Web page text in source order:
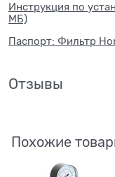
Инструкция по
МБ)
Паспорт: Фильтр
Отзывы
Похожие